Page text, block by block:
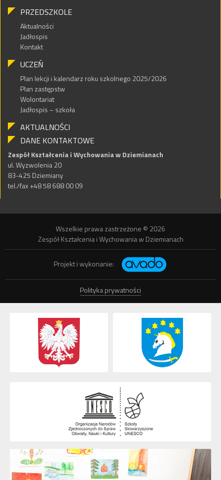
PRZEDSZKOLE
Aktualności
Jadłospis
Kontakt
UCZEŃ
Plan lekcji i kalendarz roku szkolnego 2025/2026
Plan zastępstw
Wolontariat
Jadłospis – szkoła
AKTUALNOŚCI
DANE KONTAKTOWE
Zespół Kształcenia i Wychowania w Dziemianach
ul. Wyzwolenia 20
83-425 Dziemiany
tel./fax +48 58 688 00 09
Wszelkie prawa zastrzeżone © 2026
Zespół Kształcenia i Wychowania w Dziemianach
Projekt i wykonanie:
Polityka prywatności